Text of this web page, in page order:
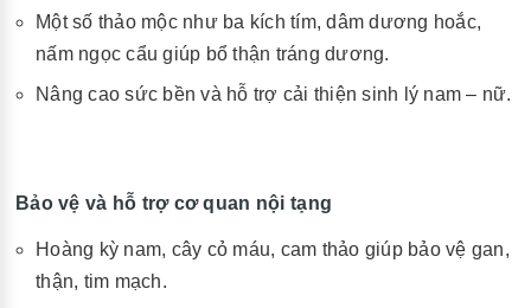
Một số thảo mộc như ba kích tím, dâm dương hoắc,
nấm ngọc cẩu giúp bổ thận tráng dương.
Nâng cao sức bền và hỗ trợ cải thiện sinh lý nam – nữ.
Bảo vệ và hỗ trợ cơ quan nội tạng
Hoàng kỳ nam, cây cỏ máu, cam thảo giúp bảo vệ gan,
thận, tim mạch.